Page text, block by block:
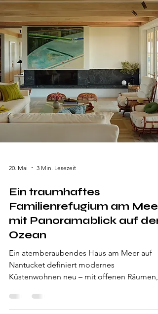
verschmolzen. In einer historischen
voller Geschichte und Charakter gelegen,
ehrte das Design zugleich Tradition und
Transformation. Das Ergebnis war eine
Ein traumhaftes
Familienrefugium am Meer
mit Panoramablick auf den
Ozean
Ein atemberaubendes Haus am Meer auf
Nantucket definiert modernes
Küstenwohnen neu – mit offenen Räumen,
lichtdurchfluteten Innenbereichen und